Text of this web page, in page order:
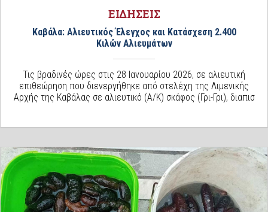
ΕΙΔΗΣΕΙΣ
Καβάλα: Αλιευτικός Έλεγχος και Κατάσχεση 2.400
Κιλών Αλιευμάτων
Τις βραδινές ώρες στις 28 Ιανουαρίου 2026, σε αλιευτική
επιθεώρηση που διενεργήθηκε από στελέχη της Λιμενικής
Αρχής της Καβάλας σε αλιευτικό (Α/Κ) σκάφος (Γρι-Γρι), διαπισ